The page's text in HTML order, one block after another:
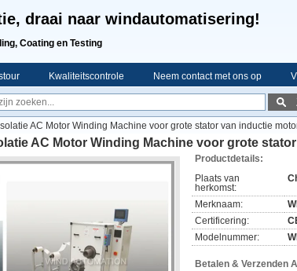
draai naar windautomatisering!
Coating en Testing
Kwaliteitscontrole Neem contact met ons op
AC Motor Winding Machine voor grote stator van inductie
AC Motor Winding Machine voor grote
Productdetails:
Plaats van
herkomst:
Merknaam:
Certificering:
Modelnummer:
Betalen & Verzenden